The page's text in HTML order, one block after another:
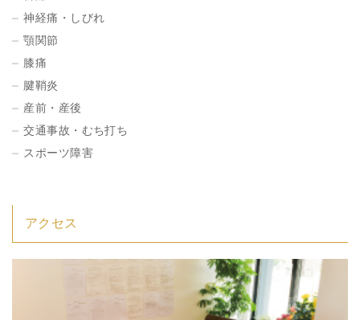
神経痛・しびれ
顎関節
膝痛
腱鞘炎
産前・産後
交通事故・むち打ち
スポーツ障害
アクセス